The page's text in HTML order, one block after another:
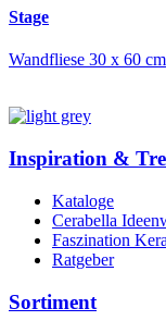
Stage
Wandfliese 30 x 60 cm
Inspiration &
Kataloge
Cerabella
Faszination
Ratgeber
Sortiment